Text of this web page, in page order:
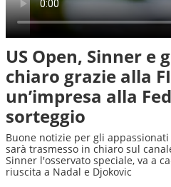
US Open, Sinner
chiaro grazie alla
un’impresa alla
sorteggio
Buone notizie per gli
sarà trasmesso in chiaro sul
Sinner l'osservato speciale, va a
riuscita a Nadal e Djokovic